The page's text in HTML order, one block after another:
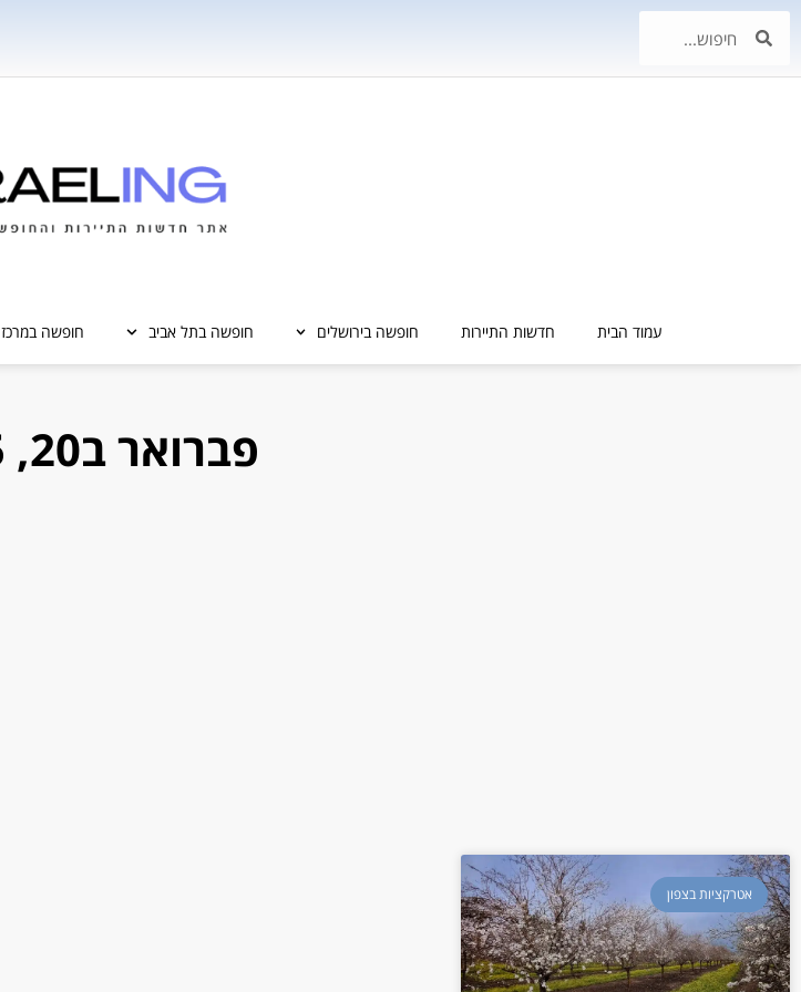
עמוד הבית חדשות התיירות חופשה בירושלים חופשה בתל אביב חופשה במרכז
פברואר ב20, 2025
אטרקציות בצפון